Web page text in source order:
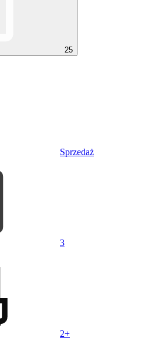
25
Sprzedaż
3
2+